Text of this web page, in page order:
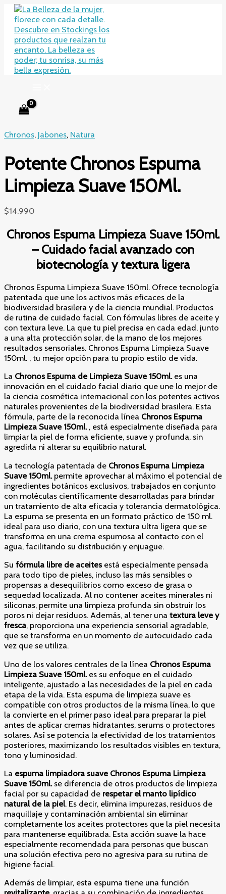
contenido
Chronos, Jabones, Natura
Potente Chronos Espuma
Limpieza Suave 150Ml.
$14.990
Chronos Espuma Limpieza Suave 150ml.
– Cuidado facial avanzado con
biotecnología y textura ligera
Chronos Espuma Limpieza Suave 150ml. Ofrece tecnología
patentada que une los activos más eficaces de la
biodiversidad brasilera y de la ciencia mundial. Productos
de rutina de cuidado facial. Con fórmulas libres de aceite y
con textura leve. La que tu piel precisa en cada edad, junto
a una alta protección solar, de la mano de los mejores
resultados sensoriales. Chronos Espuma Limpieza Suave
150ml. , tu mejor opción para tu propio estilo de vida.
La Chronos Espuma de Limpieza Suave 150ml.es una
innovación en el cuidado facial diario que une lo mejor de
la ciencia cosmética internacional con los potentes activos
naturales provenientes de la biodiversidad brasilera. Esta
fórmula, parte de la reconocida línea Chronos Espuma
Limpieza Suave 150ml. , está especialmente diseñada para
limpiar la piel de forma eficiente, suave y profunda, sin
agredirla ni alterar su equilibrio natural.
La tecnología patentada de Chronos Espuma Limpieza
Suave 150ml.permite aprovechar al máximo el potencial de
ingredientes botánicos exclusivos, trabajados en conjunto
con moléculas científicamente desarrolladas para brindar
un tratamiento de alta eficacia y tolerancia dermatológica.
La espuma se presenta en un formato práctico de 150 ml.
ideal para uso diario, con una textura ultra ligera que se
transforma en una crema espumosa al contacto con el
agua, facilitando su distribución y enjuague.
Su fórmula libre de aceitesestá especialmente pensada
para todo tipo de pieles, incluso las más sensibles o
propensas a desequilibrios como exceso de grasa o
sequedad localizada. Al no contener aceites minerales ni
siliconas, permite una limpieza profunda sin obstruir los
poros ni dejar residuos. Además, al tener una textura leve y
fresca, proporciona una experiencia sensorial agradable,
que se transforma en un momento de autocuidado cada
vez que se utiliza.
Uno de los valores centrales de la línea Chronos Espuma
Limpieza Suave 150ml.es su enfoque en el cuidado
inteligente, ajustado a las necesidades de la piel en cada
etapa de la vida. Esta espuma de limpieza suave es
compatible con otros productos de la misma línea, lo que
la convierte en el primer paso ideal para preparar la piel
antes de aplicar cremas hidratantes, serums o protectores
solares. Así se potencia la efectividad de los tratamientos
posteriores, maximizando los resultados visibles en textura,
tono y luminosidad.
La espuma limpiadora suave Chronos Espuma Limpieza
Suave 150ml.se diferencia de otros productos de limpieza
facial por su capacidad de respetar el manto lipídico
natural de la piel. Es decir, elimina impurezas, residuos de
maquillaje y contaminación ambiental sin eliminar
completamente los aceites protectores que la piel necesita
para mantenerse equilibrada. Esta acción suave la hace
especialmente recomendada para personas que buscan
una solución efectiva pero no agresiva para su rutina de
higiene facial.
Además de limpiar, esta espuma tiene una función